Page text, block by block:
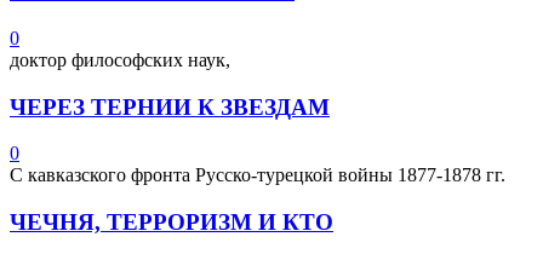
0
доктор философских наук,
ЧЕРЕЗ ТЕРНИИ К ЗВЕЗДАМ
0
С кавказского фронта Русско-турецкой войны 1877-1878 гг.
ЧЕЧНЯ, ТЕРРОРИЗМ И КТО